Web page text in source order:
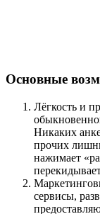
Основные
Лёгкость и
Никаких
прочих
нажимает
сервисы,